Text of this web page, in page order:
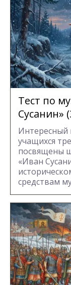
Тест по
Сусанин»
Интересный
учащихся
посвящены
«Иван
средствам